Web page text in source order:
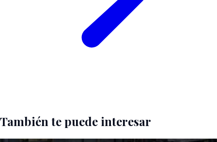
También te puede interesar